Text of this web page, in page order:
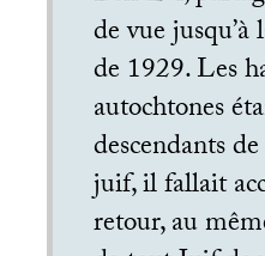
de vue
de 1929. Les
autochtones
descendants
juif, il fallait
retour, au